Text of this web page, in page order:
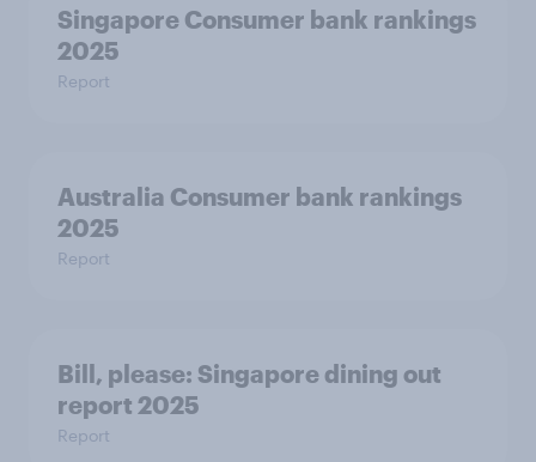
Singapore Consumer bank rankings
2025
Report
Australia Consumer bank rankings
2025
Report
Bill, please:​ Singapore dining out
report 2025​
Report